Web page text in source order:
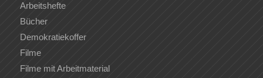
Arbeitshefte
Bücher
Demokratiekoffer
Filme
Filme mit Arbeitmaterial